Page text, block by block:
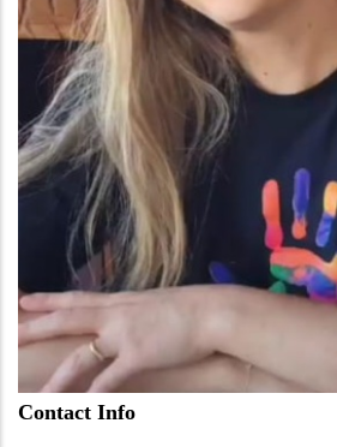
Contact Info